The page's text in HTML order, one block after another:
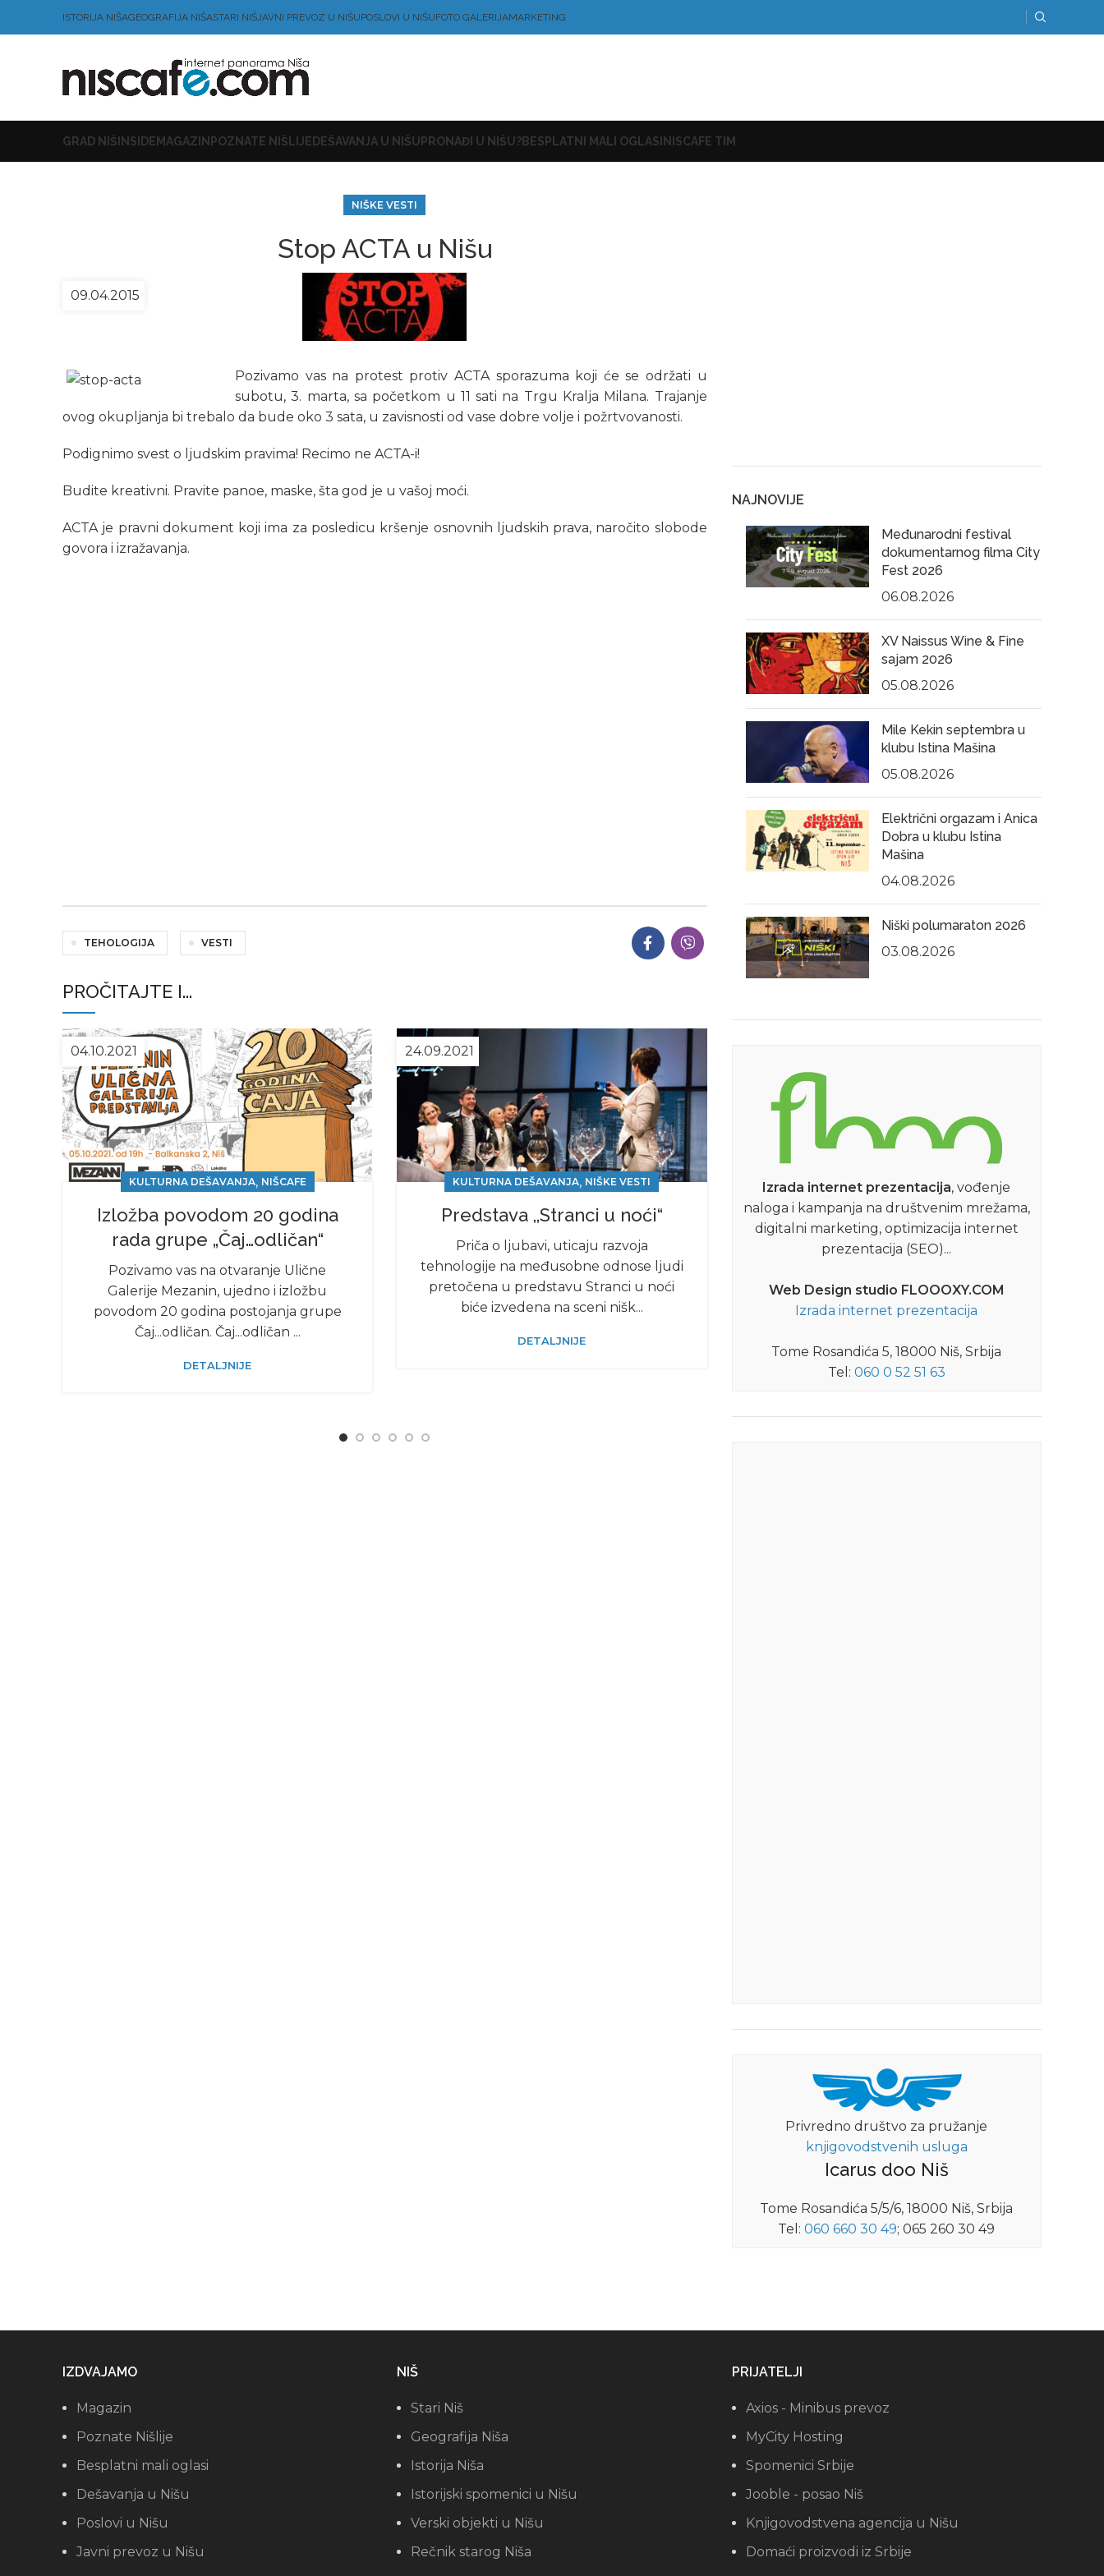
ISTORIJA NIŠAGEOGRAFIJA NIŠASTARI NIŠJAVNI PREVOZ U NIŠUPOSLOVI U NIŠUFOTO GALERIJAMARKETING
GRAD NIŠ INSIDE MAGAZIN POZNATE NIŠLIJE DEŠAVANJA U NIŠU PRONAĐI U NIŠU?BESPLATNI MALI OGLASI NISCAFE TIM
NIŠKE VESTI
Stop ACTA u Nišu
09.04.2015
Pozivamo vas na protest protiv ACTA sporazuma koji će se održati u
subotu, 3. marta, sa početkom u 11 sati na Trgu Kralja Milana. Trajanje
ovog okupljanja bi trebalo da bude oko 3 sata, u zavisnosti od vase dobre volje i požrtvovanosti.
Podignimo svest o ljudskim pravima! Recimo ne ACTA-i!
Budite kreativni. Pravite panoe, maske, šta god je u vašoj moći.
ACTA je pravni dokument koji ima za posledicu kršenje osnovnih ljudskih prava, naročito slobode
govora i izražavanja.
TEHOLOGIJA VESTI
PROČITAJTE I...
04.10.2021
KULTURNA DEŠAVANJA, NIŠCAFE
Izložba povodom 20 godina
rada grupe „Čaj…odličan“
Pozivamo vas na otvaranje Ulične
Galerije Mezanin, ujedno i izložbu
povodom 20 godina postojanja grupe
Čaj...odličan. Čaj...odličan ...
DETALJNIJE
24.09.2021
KULTURNA DEŠAVANJA, NIŠKE VESTI
Prеdstava ,,Stranci u noći“
Priča o ljubavi, uticaju razvoja
tehnologije na međusobne odnose ljudi
pretočena u predstavu Stranci u noći
biće izvedena na sceni nišk...
DETALJNIJE
KONCERTI , NIŠKE VESTI
Memorijalni koncert u čast
Gorana Kostića – Koste
održaće memorijalni koncert "Tako mlad
i tako čist" u čast Gorana Kostića Koste -
DETALJNIJE
NAJNOVIJE
Međunarodni festival
dokumentarnog filma City
Fest 2026
06.08.2026
XV Naissus Wine & Fine
sajam 2026
05.08.2026
Mile Kekin septembra u
klubu Istina Mašina
05.08.2026
Električni orgazam i Anica
Dobra u klubu Istina
Mašina
04.08.2026
Niški polumaraton 2026
03.08.2026
Izrada internet prezentacija, vođenje
naloga i kampanja na društvenim mrežama,
digitalni marketing, optimizacija internet
prezentacija (SEO)...
Web Design studio FLOOOXY.COM
Izrada internet prezentacija
Tome Rosandića 5, 18000 Niš, Srbija
Tel: 060 0 52 51 63
Privredno društvo za pružanje
knjigovodstvenih usluga
Icarus doo Niš
Tome Rosandića 5/5/6, 18000 Niš, Srbija
Tel:060 660 30 49; 065 260 30 49
IZDVAJAMO
Magazin
Poznate Nišlije
Besplatni mali oglasi
Dešavanja u Nišu
Poslovi u Nišu
Javni prevoz u Nišu
NIŠ
Stari Niš
Geografija Niša
Istorija Niša
Istorijski spomenici u Nišu
Verski objekti u Nišu
Rečnik starog Niša
PRIJATELJI
Axios - Minibus prevoz
MyCity Hosting
Spomenici Srbije
Jooble - posao Niš
Knjigovodstvena agencija u Nišu
Domaći proizvodi iz Srbije